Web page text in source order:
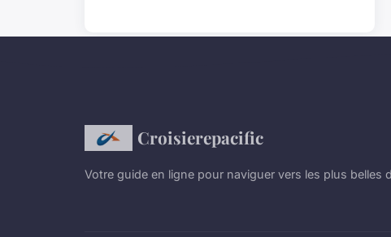
Croisierepacific
Votre guide en ligne pour naviguer vers les plus belles